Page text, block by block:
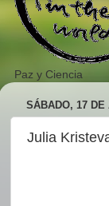
Paz y Ciencia
SÁBADO, 17 DE
Julia